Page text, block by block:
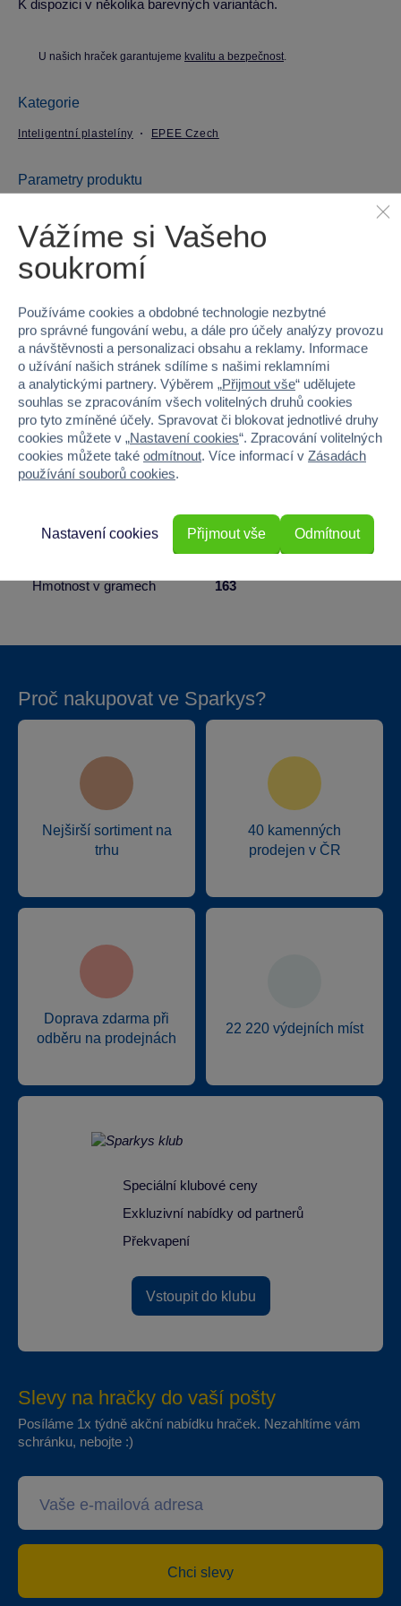
K dispozici v několika barevných variantách.
U našich hraček garantujeme kvalitu a bezpečnost.
Kategorie
Inteligentní plastelíny EPEE Czech
Parametry produktu
EAN 8595582239945
Kód produktu
Značka EPEE Czech
Licence ULTRA Plastelína
Věk od 3
Pohlaví HOLKA, KLUK
Šířka
Hmotnost v gramech 163
Proč nakupovat ve Sparkys?
Nejširší sortiment na
trhu
40 kamenných
prodejen v ČR
Doprava zdarma při
odběru na prodejnách
22 220 výdejních míst
Speciální klubové ceny
Exkluzivní nabídky od partnerů
Překvapení
Vstoupit do klubu
Slevy na hračky do vaší pošty
Posíláme 1x týdně akční nabídku hraček. Nezahltíme vám
schránku, nebojte :)
Chci slevy
Vážíme si Vašeho
soukromí
Používáme cookies a obdobné technologie nezbytné
pro správné fungování webu, a dále pro účely analýzy provozu
a návštěvnosti a personalizaci obsahu a reklamy. Informace
o užívání našich stránek sdílíme s našimi reklamními
a analytickými partnery. Výběrem „Přijmout vše“ udělujete
souhlas se zpracováním všech volitelných druhů cookies
pro tyto zmíněné účely. Spravovat či blokovat jednotlivé druhy
cookies můžete v „Nastavení cookies“. Zpracování volitelných
cookies můžete také odmítnout. Více informací v Zásadách
používání souborů cookies.
Odmítnout
Nastavení cookies Přijmout vše